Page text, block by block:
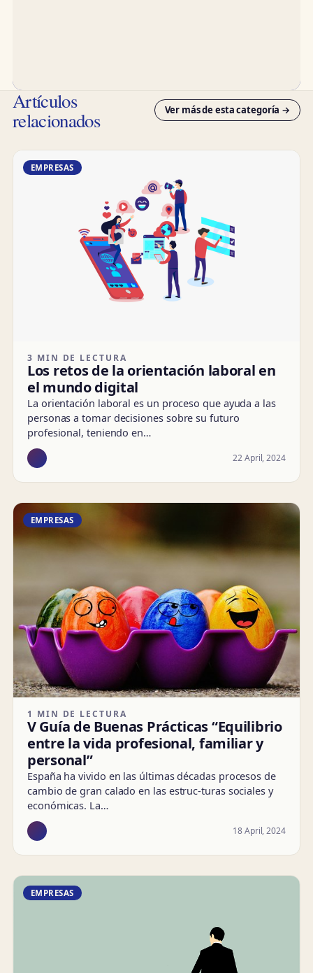
Artículos
relacionados Ver más de esta categoría →
EMPRESAS
3 MIN DE LECTURA
Los retos de la orientación laboral en
el mundo digital
La orientación laboral es un proceso que ayuda a las
personas a tomar decisiones sobre su futuro
profesional, teniendo en…
22 April, 2024
EMPRESAS
1 MIN DE LECTURA
V Guía de Buenas Prácticas “Equilibrio
entre la vida profesional, familiar y
personal”
España ha vivido en las últimas décadas procesos de
cambio de gran calado en las estruc-turas sociales y
económicas. La…
18 April, 2024
EMPRESAS